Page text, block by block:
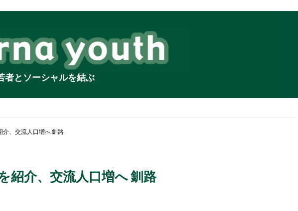
者とソーシャルを結ぶ
介、交流人口増へ 釧路
紹介、交流人口増へ 釧路